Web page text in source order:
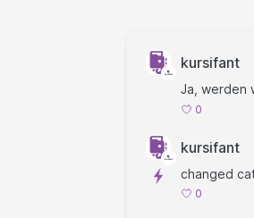
kursifant
Ja, werden
0
kursifant
changed
0